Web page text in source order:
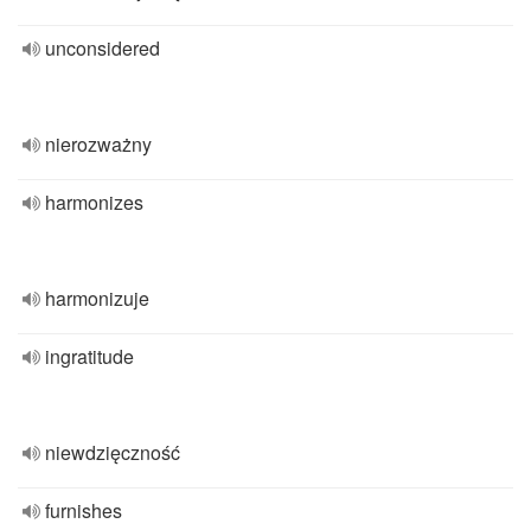
unconsidered
nierozważny
harmonizes
harmonizuje
ingratitude
niewdzięczność
furnishes